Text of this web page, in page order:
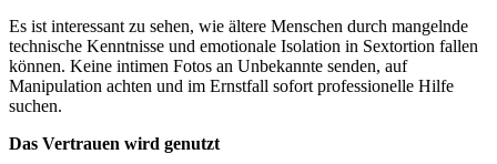
Es ist interessant zu sehen, wie ältere Menschen durch mangelnde
technische Kenntnisse und emotionale Isolation in Sextortion fallen
können. Keine intimen Fotos an Unbekannte senden, auf
Manipulation achten und im Ernstfall sofort professionelle Hilfe
suchen.
Das Vertrauen wird genutzt